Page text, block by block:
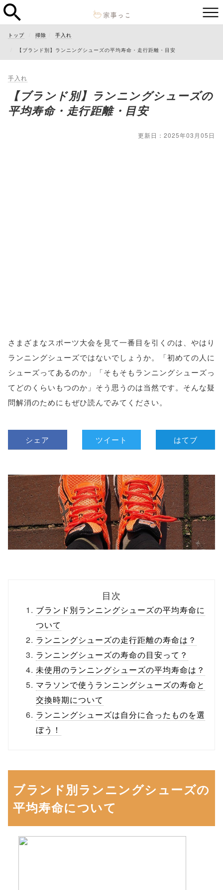
トップ 掃除 手入れ
【ブランド別】ランニングシューズの平均寿命・走行距離・目安
手入れ
【ブランド別】ランニングシューズの
平均寿命・走行距離・目安
更新日：2025年03月05日
さまざまなスポーツ大会を見て一番目を引くのは、やはり
ランニングシューズではないでしょうか。「初めての人に
シューズってあるのか」「そもそもランニングシューズっ
てどのくらいもつのか」そう思うのは当然です。そんな疑
問解消のためにもぜひ読んでみてください。
シェア ツイート はてブ
目次
ブランド別ランニングシューズの平均寿命に
ついて
ランニングシューズの走行距離の寿命は？
ランニングシューズの寿命の目安って？
未使用のランニングシューズの平均寿命は？
マラソンで使うランニングシューズの寿命と
交換時期について
ランニングシューズは自分に合ったものを選
ぼう！
ブランド別ランニングシューズの
平均寿命について